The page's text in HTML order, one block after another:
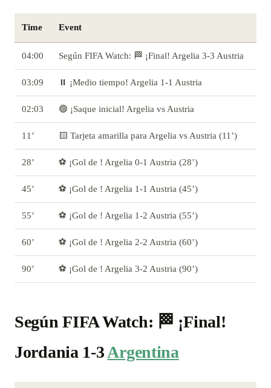
Time Event
04:00 Según FIFA Watch: 🏁 ¡Final! Argelia 3-3 Austria
03:09 ⏸️ ¡Medio tiempo! Argelia 1-1 Austria
02:03 🟢 ¡Saque inicial! Argelia vs Austria
11’ 🟨 Tarjeta amarilla para Argelia vs Austria (11’)
28’ ⚽ ¡Gol de ! Argelia 0-1 Austria (28’)
45’ ⚽ ¡Gol de ! Argelia 1-1 Austria (45’)
55’ ⚽ ¡Gol de ! Argelia 1-2 Austria (55’)
60’ ⚽ ¡Gol de ! Argelia 2-2 Austria (60’)
90’ ⚽ ¡Gol de ! Argelia 3-2 Austria (90’)
Según FIFA Watch: 🏁 ¡Final!
Jordania 1-3Argentina